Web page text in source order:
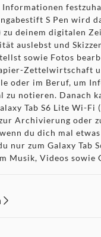
Informationen
S Pen wird
zu deinem digitalen
auslebst und
sowie Fotos
Zettelwirtschaft
oder im Beruf, um
notieren. Danach
Tab S6 Lite Wi-Fi
Archivierung oder
du dich mal
nur zum Galaxy Tab
Musik, Videos sowie
verwenden.